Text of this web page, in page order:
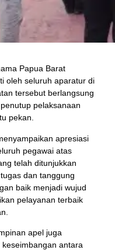
Papua Barat
oleh seluruh aparatur di
tersebut berlangsung
pelaksanaan
pekan.
apresiasi
pegawai atas
telah ditunjukkan
dan tanggung
baik menjadi wujud
pelayanan terbaik
apel juga
antara